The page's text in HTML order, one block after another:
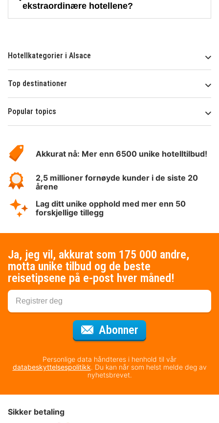
ekstraordinære hotellene?
Hotellkategorier i Alsace
Top destinationer
Popular topics
Hotelspecials
Akkurat nå: Mer enn 6500 unike hotelltilbud!
2,5 millioner fornøyde kunder i de siste 20
årene
Lag ditt unike opphold med mer enn 50
forskjellige tillegg
Ja, jeg vil, akkurat som 175 000 andre,
motta unike tilbud og de beste
reisetipsene på e-post hver måned!
Abonner
Personlige data håndteres i henhold til vår
databeskyttelsespolitikk. Du kan når som helst melde deg av
nyhetsbrevet.
Sikker betaling